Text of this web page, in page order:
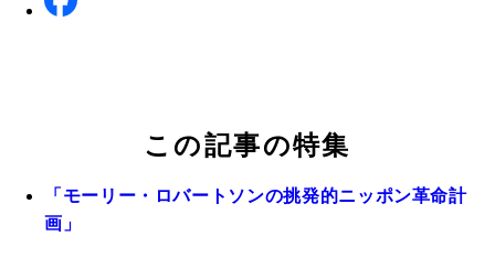
この記事の特集
「モーリー・ロバートソンの挑発的ニッポン革命計
画」